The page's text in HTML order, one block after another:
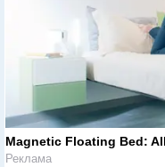
Magnetic Floating Bed:
Реклама